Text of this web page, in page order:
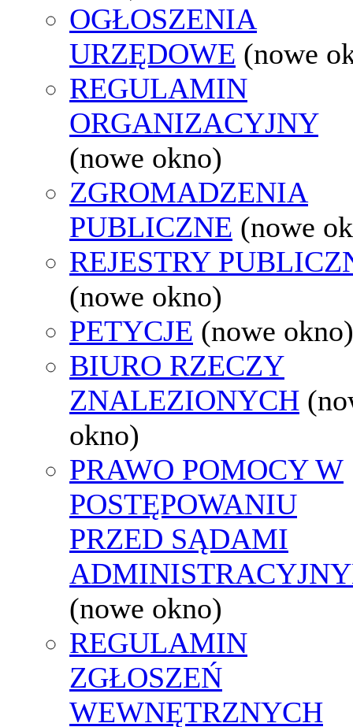
OGŁOSZENIA
URZĘDOWE (nowe
REGULAMIN
ORGANIZACYJNY
(nowe okno)
ZGROMADZENIA
PUBLICZNE (nowe
REJESTRY
(nowe okno)
PETYCJE (nowe okno)
BIURO RZECZY
ZNALEZIONYCH
okno)
PRAWO POMOCY W
POSTĘPOWANIU
PRZED SĄDAMI
(nowe okno)
REGULAMIN
ZGŁOSZEŃ
WEWNĘTRZNYCH